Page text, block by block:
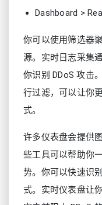
Dashboard >
你可以使用筛选器
源。实时日志采集
你识别 DDoS 攻击
行过滤，可以让你
式。
许多仪表盘会提供
些工具可以帮助你
势。你可以快速识
式。实时仪表盘让